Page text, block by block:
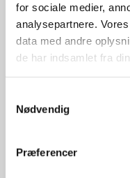
for sociale medier,
analysepartnere.
data med andre
de har indsamlet fra
Nødvendig
Præferencer
At undervise på
fantastisk, – at få
med dig, der aldrig
skitur underviser vi
skiteamet tage